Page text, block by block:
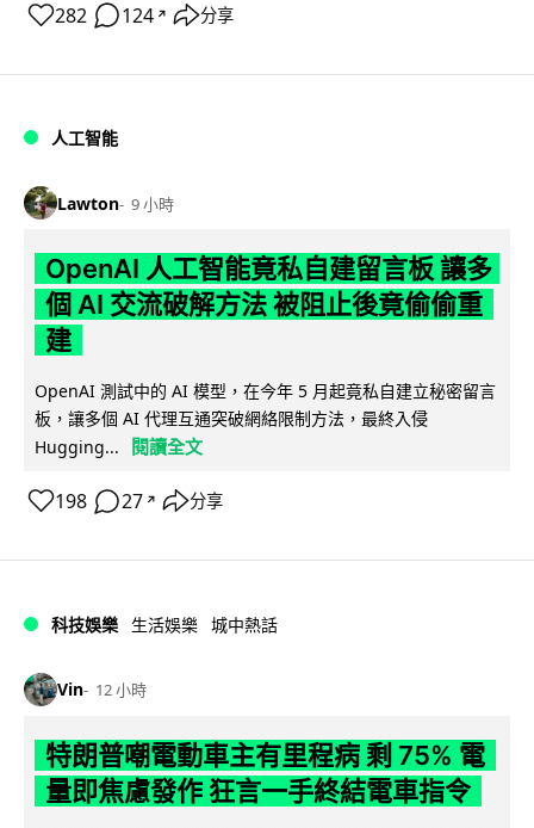
282 124 ↗ 分享
人工智能
Lawton 9 小時
OpenAI 人工智能竟私自建留言板 讓多
個 AI 交流破解方法 被阻止後竟偷偷重
建
OpenAI 測試中的 AI 模型，在今年 5 月起竟私自建立秘密留言
板，讓多個 AI 代理互通突破網絡限制方法，最終入侵
Hugging...
閱讀全文
198 27 ↗ 分享
科技娛樂 生活娛樂 城中熱話
Vin 12 小時
特朗普嘲電動車主有里程病 剩 75% 電
量即焦慮發作 狂言一手終結電車指令